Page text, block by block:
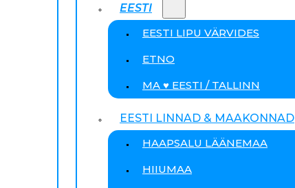
EESTI
EESTI LIPU VÄRVIDES
ETNO
MA ♥ EESTI / TALLINN
EESTI LINNAD & MAAKONNAD
HAAPSALU LÄÄNEMAA
HIIUMAA